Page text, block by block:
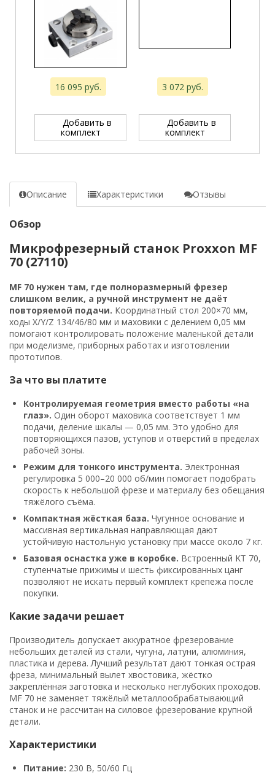
16 095 руб.
Добавить в
комплект
3 072 руб.
Добавить в
комплект
Описание Характеристики Отзывы
Обзор
Микрофрезерный станок Proxxon MF
70 (27110)
MF 70 нужен там, где полноразмерный фрезер
слишком велик, а ручной инструмент не даёт
повторяемой подачи. Координатный стол 200×70 мм,
ходы X/Y/Z 134/46/80 мм и маховики с делением 0,05 мм
помогают контролировать положение маленькой детали
при моделизме, приборных работах и изготовлении
прототипов.
За что вы платите
Контролируемая геометрия вместо работы «на
глаз». Один оборот маховика соответствует 1 мм
подачи, деление шкалы — 0,05 мм. Это удобно для
повторяющихся пазов, уступов и отверстий в пределах
рабочей зоны.
Режим для тонкого инструмента. Электронная
регулировка 5 000–20 000 об/мин помогает подобрать
скорость к небольшой фрезе и материалу без обещания
тяжёлого съёма.
Компактная жёсткая база. Чугунное основание и
массивная вертикальная направляющая дают
устойчивую настольную установку при массе около 7 кг.
Базовая оснастка уже в коробке. Встроенный KT 70,
ступенчатые прижимы и шесть фиксированных цанг
позволяют не искать первый комплект крепежа после
покупки.
Какие задачи решает
Производитель допускает аккуратное фрезерование
небольших деталей из стали, чугуна, латуни, алюминия,
пластика и дерева. Лучший результат дают тонкая острая
фреза, минимальный вылет хвостовика, жёстко
закреплённая заготовка и несколько неглубоких проходов.
MF 70 не заменяет тяжёлый металлообрабатывающий
станок и не рассчитан на силовое фрезерование крупной
детали.
Характеристики
Питание: 230 В, 50/60 Гц